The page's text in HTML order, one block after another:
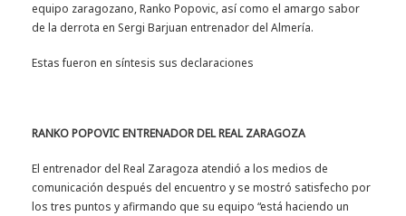
equipo zaragozano, Ranko Popovic, así como el amargo sabor
de la derrota en Sergi Barjuan entrenador del Almería.
Estas fueron en síntesis sus declaraciones
RANKO POPOVIC ENTRENADOR DEL REAL ZARAGOZA
El entrenador del Real Zaragoza atendió a los medios de
comunicación después del encuentro y se mostró satisfecho por
los tres puntos y afirmando que su equipo “está haciendo un